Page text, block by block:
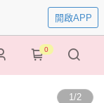
開啟APP
0
1/2